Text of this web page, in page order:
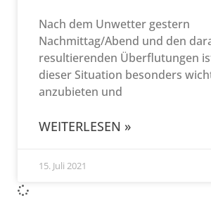
Nach dem Unwetter gestern
Nachmittag/Abend und den
resultierenden Überflutungen
dieser Situation besonders
anzubieten und
WEITERLESEN »
15. Juli 2021